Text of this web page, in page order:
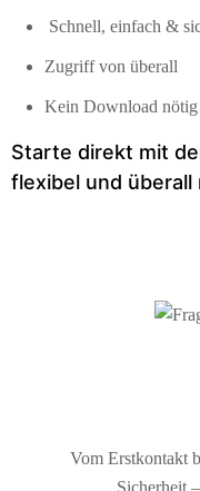
Schnell, einfach &
Zugriff von überall
Kein Download nötig
Starte direkt mit
flexibel und überall
Vom Erstkontakt
Sicherheit